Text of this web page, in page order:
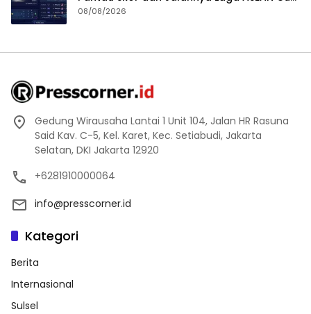
2026
08/08/2026
Gedung Wirausaha Lantai 1 Unit 104, Jalan HR Rasuna
Said Kav. C-5, Kel. Karet, Kec. Setiabudi, Jakarta
Selatan, DKI Jakarta 12920
+6281910000064
info@presscorner.id
Kategori
Berita
Internasional
Sulsel